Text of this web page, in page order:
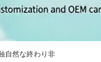
自然な終わり非